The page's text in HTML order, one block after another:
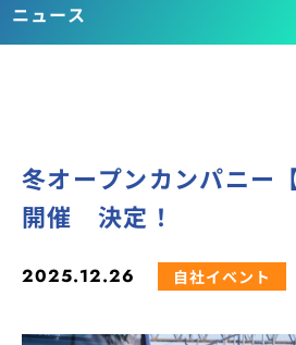
ニュース
冬オープンカンパニー
開催 決定！
2025.12.26 自社イベント